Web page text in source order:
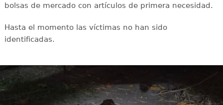
bolsas de mercado con artículos de primera necesidad.
Hasta el momento las víctimas no han sido
identificadas.